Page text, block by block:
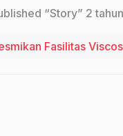
“Story” 2
Fasilitas